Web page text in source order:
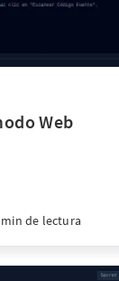
Web
min de lectura